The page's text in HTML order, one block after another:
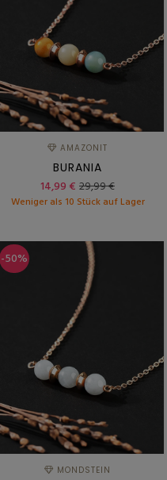
AMAZONIT
BURANIA
14,99 € 29,99 €
Weniger als 10 Stück auf Lager
-50%
MONDSTEIN